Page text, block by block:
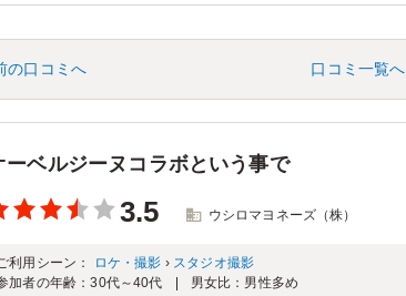
の口コミへ 口コミ一覧へ
ーベルジーヌコラボという事で
3.5 ウシロマヨネーズ（株）
利用シーン： ロケ・撮影 › スタジオ撮影
加者の年齢：30代～40代 男女比： 男性多め